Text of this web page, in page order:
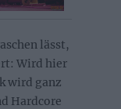
lässt,
Wird hier
wird ganz
Hardcore